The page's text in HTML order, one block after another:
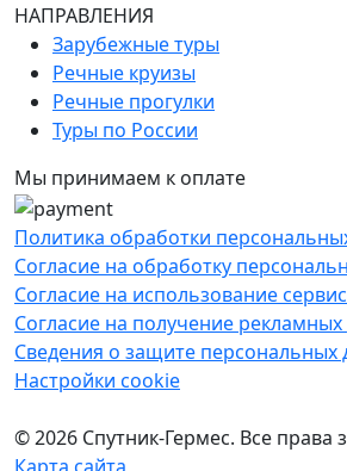
НАПРАВЛЕНИЯ
Зарубежные туры
Речные круизы
Речные прогулки
Туры по России
Мы принимаем к оплате
Политика обработки
Согласие на обработку
Согласие на использование
Согласие на получение
Сведения о защите персональных
Настройки cookie
© 2026 Спутник-Гермес. Все
Карта сайта